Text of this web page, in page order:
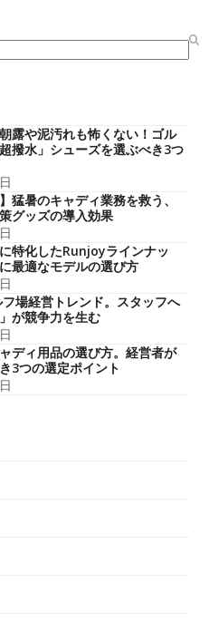
露や泥汚れも怖くない！ゴル
撥水」シューズを選ぶべき3つ
猛暑のキャディ業務を救う、
グッズの導入効果
特化したRunjoyラインナッ
最適なモデルの選び方
場経営トレンド。スタッフへ
が競争力を生む
ディ用品の選び方。経営者が
3つの選定ポイント